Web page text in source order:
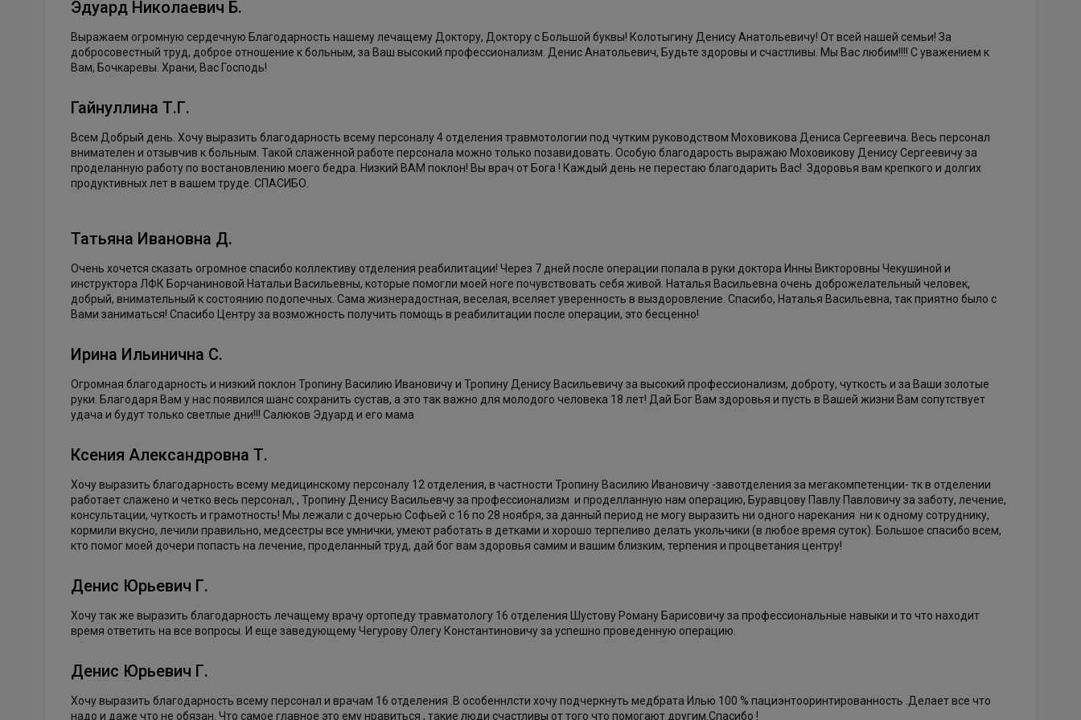
Эдуард Николаевич Б.
Выражаем огромную сердечную Благодарность нашему лечащему Доктору, Доктору с Большой буквы! Колотыгину Денису Анатольевичу! От всей нашей семьи! За
добросовестный труд, доброе отношение к больным, за Ваш высокий профессионализм. Денис Анатольевич, Будьте здоровы и счастливы. Мы Вас любим!!!! С уважением к
Вам, Бочкаревы. Храни, Вас Господь!
Гайнуллина Т.Г.
Всем Добрый день. Хочу выразить благодарность всему персоналу 4 отделения травмотологии под чутким руководством Моховикова Дениса Сергеевича. Весь персонал
внимателен и отзывчив к больным. Такой слаженной работе персонала можно только позавидовать. Особую благодарость выражаю Моховикову Денису Сергеевичу за
проделанную работу по востановлению моего бедра. Низкий ВАМ поклон! Вы врач от Бога ! Каждый день не перестаю благодарить Вас! Здоровья вам крепкого и долгих
продуктивных лет в вашем труде. СПАСИБО.
Татьяна Ивановна Д.
Очень хочется сказать огромное спасибо коллективу отделения реабилитации! Через 7 дней после операции попала в руки доктора Инны Викторовны Чекушиной и
инструктора ЛФК Борчаниновой Натальи Васильевны, которые помогли моей ноге почувствовать себя живой. Наталья Васильевна очень доброжелательный человек,
добрый, внимательный к состоянию подопечных. Сама жизнерадостная, веселая, вселяет уверенность в выздоровление. Спасибо, Наталья Васильевна, так приятно было с
Вами заниматься! Спасибо Центру за возможность получить помощь в реабилитации после операции, это бесценно!
Ирина Ильинична С.
Огромная благодарность и низкий поклон Тропину Василию Ивановичу и Тропину Денису Васильевичу за высокий профессионализм, доброту, чуткость и за Ваши золотые
руки. Благодаря Вам у нас появился шанс сохранить сустав, а это так важно для молодого человека 18 лет! Дай Бог Вам здоровья и пусть в Вашей жизни Вам сопутствует
удача и будут только светлые дни!!! Салюков Эдуард и его мама
Ксения Александровна Т.
Хочу выразить благодарность всему медицинскому персоналу 12 отделения, в частности Тропину Василию Ивановичу -завотделения за мегакомпетенции- тк в отделении
работает слажено и четко весь персонал, , Тропину Денису Васильевчу за профессионализм и проделланную нам операцию, Буравцову Павлу Павловичу за заботу, лечение,
консультации, чуткость и грамотность! Мы лежали с дочерью Софьей с 16 по 28 ноября, за данный период не могу выразить ни одного нарекания ни к одному сотруднику,
кормили вкусно, лечили правильно, медсестры все умнички, умеют работать в детками и хорошо терпеливо делать укольчики (в любое время суток). Большое спасибо всем,
кто помог моей дочери попасть на лечение, проделанный труд, дай бог вам здоровья самим и вашим близким, терпения и процветания центру!
Денис Юрьевич Г.
Хочу так же выразить благодарность лечащему врачу ортопеду травматологу 16 отделения Шустову Роману Барисовичу за профессиональные навыки и то что находит
время ответить на все вопросы. И еще заведующему Чегурову Олегу Константиновичу за успешно проведенную операцию.
Денис Юрьевич Г.
Хочу выразить благодарность всему персонал и врачам 16 отделения .В особеннлсти хочу подчеркнуть медбрата Илью 100 % пациэнтооринтированность .Делает все что
надо и даже что не обязан. Что самое главное это ему нравиться , такие люди счастливы от того что помогают другим.Спасибо !